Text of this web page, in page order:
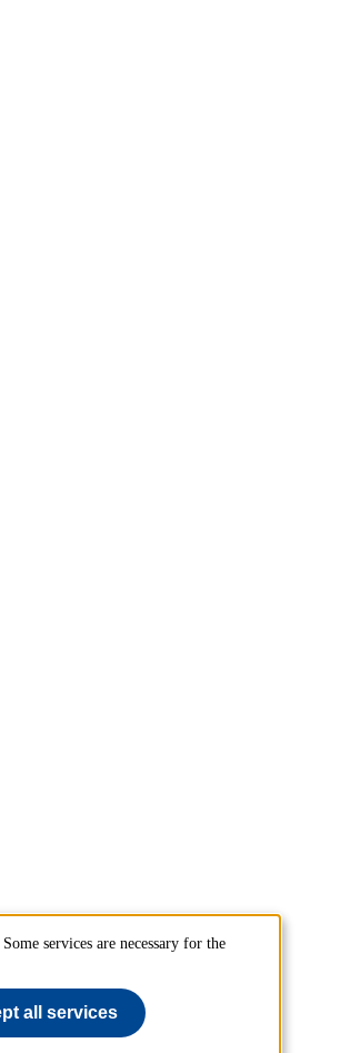
services are necessary for the
all services